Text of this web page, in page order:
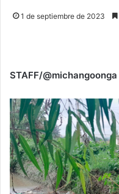
1 de septiembre de 2023
STAFF/@michangoonga